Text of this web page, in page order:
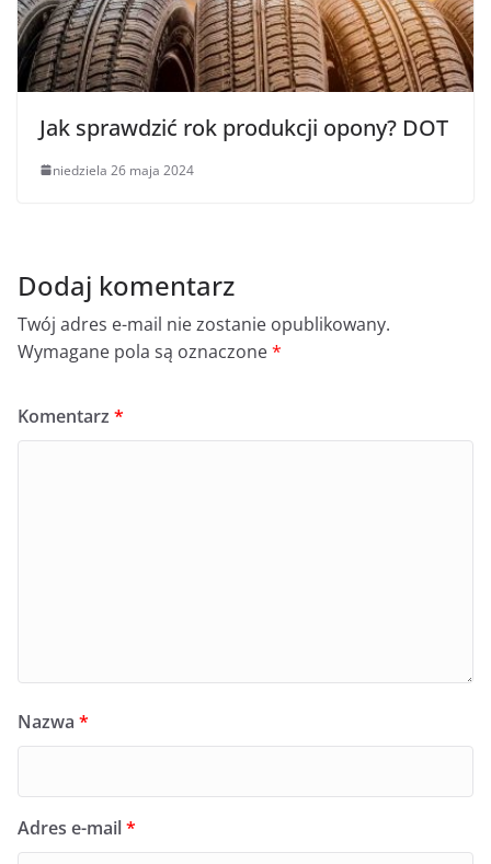
Jak sprawdzić rok produkcji opony? DOT
niedziela 26 maja 2024
Dodaj komentarz
Twój adres e-mail nie zostanie opublikowany.
Wymagane pola są oznaczone*
Komentarz *
Nazwa *
Adres e-mail*